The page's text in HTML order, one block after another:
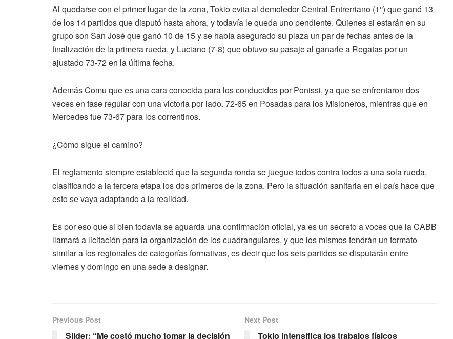
Al quedarse con el primer lugar de la zona, Tokio evita al demoledor Central Entrerriano (1°) que ganó 13
de los 14 partidos que disputó hasta ahora, y todavía le queda uno pendiente. Quienes si estarán en su
grupo son San José que ganó 10 de 15 y se había asegurado su plaza un par de fechas antes de la
finalización de la primera rueda, y Luciano (7-8) que obtuvo su pasaje al ganarle a Regatas por un
ajustado 73-72 en la última fecha.
Además Comu que es una cara conocida para los conducidos por Ponissi, ya que se enfrentaron dos
veces en fase regular con una victoria por lado. 72-65 en Posadas para los Misioneros, mientras que en
Mercedes fue 73-67 para los correntinos.
¿Cómo sigue el camino?
El reglamento siempre estableció que la segunda ronda se juegue todos contra todos a una sola rueda,
clasificando a la tercera etapa los dos primeros de la zona. Pero la situación sanitaria en el país hace que
esto se vaya adaptando a la realidad.
Es por eso que si bien todavía se aguarda una confirmación oficial, ya es un secreto a voces que la CABB
llamará a licitación para la organización de los cuadrangulares, y que los mismos tendrán un formato
similar a los regionales de categorías formativas, es decir que los seis partidos se disputarán entre
viernes y domingo en una sede a designar.
Previous Post
Slider: “Me costó mucho tomar la decisión
Next Post
Tokio intensifica los trabajos físicos